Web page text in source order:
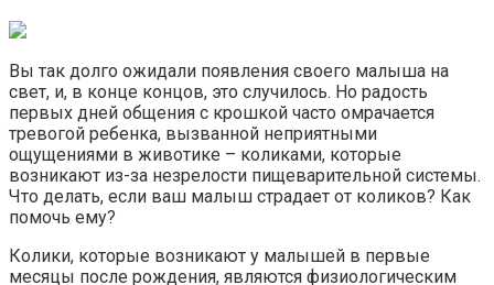
Вы так долго ожидали появления своего малыша на
свет, и, в конце концов, это случилось. Но радость
первых дней общения с крошкой часто омрачается
тревогой ребенка, вызванной неприятными
ощущениями в животике – коликами, которые
возникают из-за незрелости пищеварительной системы.
Что делать, если ваш малыш страдает от коликов? Как
помочь ему?
Колики, которые возникают у малышей в первые
месяцы после рождения, являются физиологическим